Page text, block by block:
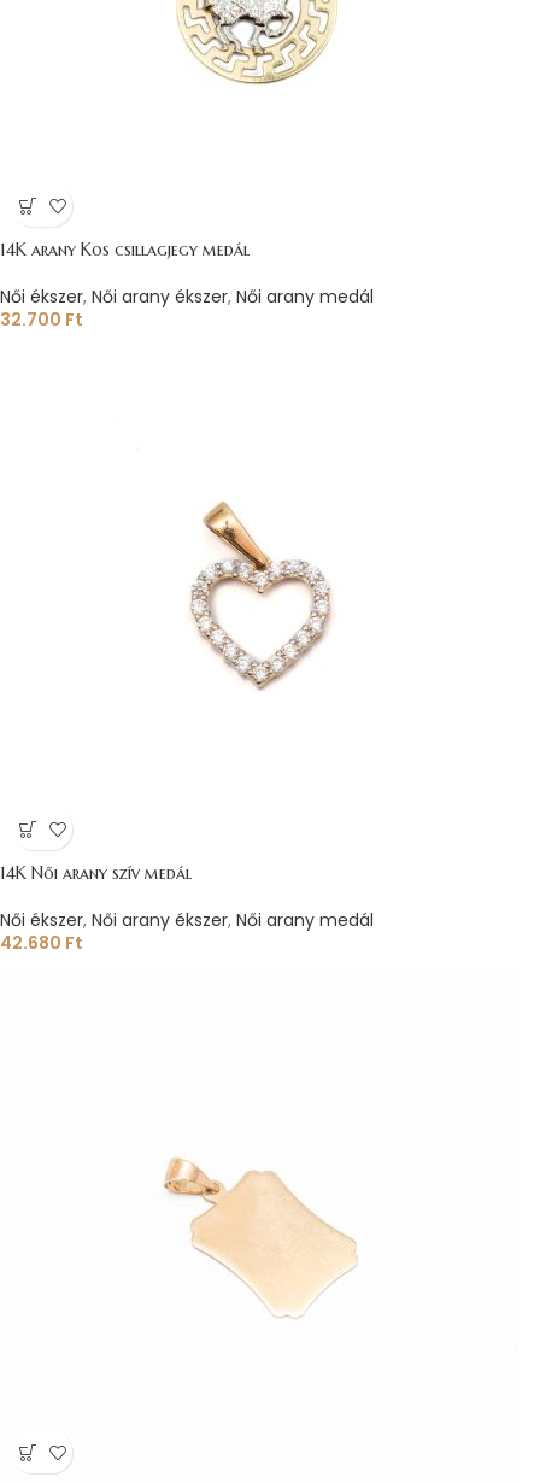
14K arany Kos csillagjegy medál
Női ékszer, Női arany ékszer, Női arany medál
32.700 Ft
14K Női arany szív medál
Női ékszer, Női arany ékszer, Női arany medál
42.680 Ft